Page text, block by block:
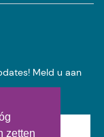
zetten
Meld u aan